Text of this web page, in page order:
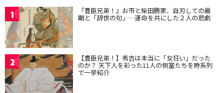
1 『豊臣兄弟！』お市と柴田勝家、自刃しての最
期と「辞世の句」…運命を共にした２人の悲劇
2 【豊臣兄弟！】秀吉は本当に「女狂い」だった
のか？ 天下人を彩った11人の側室たちを時系列
で一挙紹介